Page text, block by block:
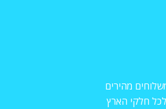
מהירים
לכל חלקי הארץ